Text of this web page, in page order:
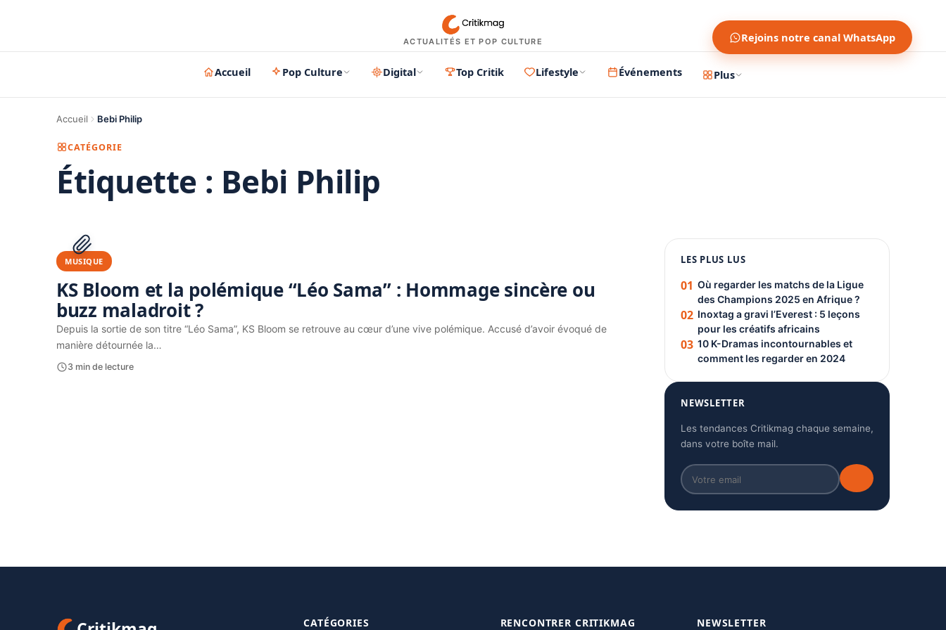
ACTUALITÉS ET POP CULTURE Rejoins notre canal WhatsApp
Accueil Pop Culture Digital Top Critik Lifestyle Événements Plus
Accueil Bebi Philip
CATÉGORIE
Étiquette : Bebi Philip
MUSIQUE
KS Bloom et la polémique “Léo Sama” : Hommage sincère ou
buzz maladroit ?
Depuis la sortie de son titre “Léo Sama”, KS Bloom se retrouve au cœur d’une vive polémique. Accusé d’avoir évoqué de
manière détournée la…
3 min de lecture
PUBLICITÉ
LES PLUS LUS
01 Où regarder les matchs de la Ligue
des Champions 2025 en Afrique ?
02 Inoxtag a gravi l’Everest : 5 leçons
pour les créatifs africains
03 10 K-Dramas incontournables et
comment les regarder en 2024
NEWSLETTER
Les tendances Critikmag chaque semaine,
dans votre boîte mail.
CATÉGORIES RENCONTRER CRITIKMAG NEWSLETTER